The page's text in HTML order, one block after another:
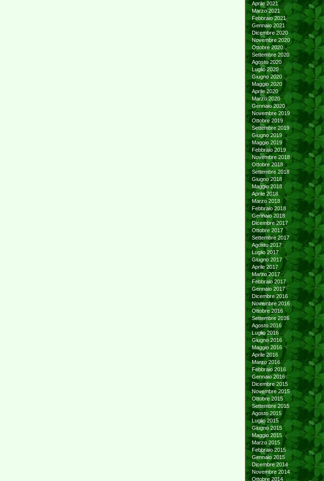
Aprile 2021
Marzo 2021
Febbraio 2021
Gennaio 2021
Dicembre 2020
Novembre 2020
Ottobre 2020
Settembre 2020
Agosto 2020
Luglio 2020
Giugno 2020
Maggio 2020
Aprile 2020
Marzo 2020
Gennaio 2020
Novembre 2019
Ottobre 2019
Settembre 2019
Giugno 2019
Maggio 2019
Febbraio 2019
Novembre 2018
Ottobre 2018
Settembre 2018
Giugno 2018
Maggio 2018
Aprile 2018
Marzo 2018
Febbraio 2018
Gennaio 2018
Dicembre 2017
Ottobre 2017
Settembre 2017
Agosto 2017
Luglio 2017
Giugno 2017
Aprile 2017
Marzo 2017
Febbraio 2017
Gennaio 2017
Dicembre 2016
Novembre 2016
Ottobre 2016
Settembre 2016
Agosto 2016
Luglio 2016
Giugno 2016
Maggio 2016
Aprile 2016
Marzo 2016
Febbraio 2016
Gennaio 2016
Dicembre 2015
Novembre 2015
Ottobre 2015
Settembre 2015
Agosto 2015
Luglio 2015
Giugno 2015
Maggio 2015
Marzo 2015
Febbraio 2015
Gennaio 2015
Dicembre 2014
Novembre 2014
Ottobre 2014